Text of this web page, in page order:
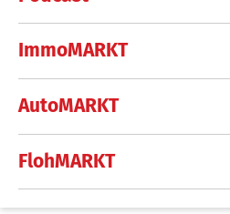
ImmoMARKT
AutoMARKT
FlohMARKT